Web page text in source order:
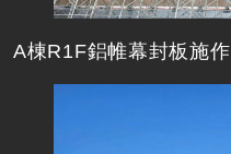
A棟R1F鋁帷幕封板施作